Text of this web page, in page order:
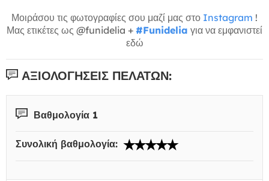
Μοιράσου τις φωτογραφίες σου μαζί μας στο Instagram !
Μας ετικέτες ως @funidelia + #Funidelia για να εμφανιστεί
εδώ
ΑΞΙΟΛΟΓΉΣΕΙΣ ΠΕΛΑΤΏΝ:
Βαθμολογία 1
Συνολική βαθμολογία: